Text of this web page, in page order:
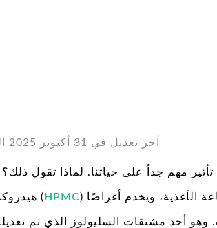
آخر تعديل في 31 أكتوبر 2025 الساعة 10:49
هيدروكسي بروبيل ميثيل السليلوز ( HPMC) هو مكوّن متعدد الأغراض في صناعة الأغذية، ويخدم أغراضًا
وهو أحد مشتقات السليولوز الذي تم